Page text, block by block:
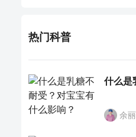
热门科普
余